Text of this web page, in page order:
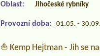
Oblast: Jihočeské rybníky
Provozní doba: 01.05. - 30.09.
⛵ Kemp Hejtman - Jih se